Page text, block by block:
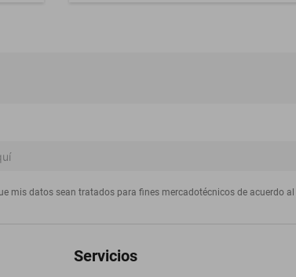
mis datos sean tratados para fines mercadotécnicos de acuerdo al
Servicios